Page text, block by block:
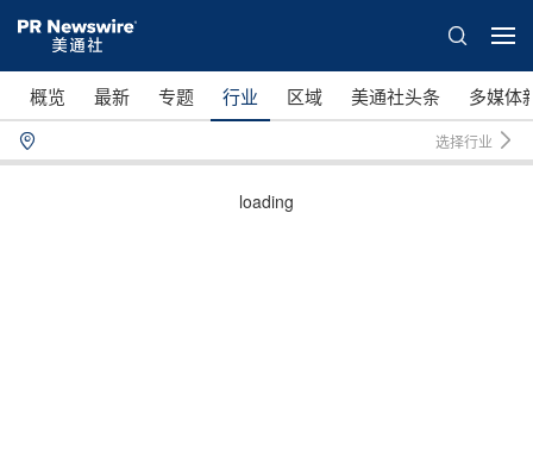
概览 最新 专题 行业 区域 美通社头条 多媒体
选择行业
loading